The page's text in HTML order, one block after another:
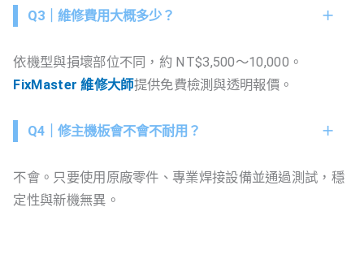
Q3｜維修費用大概多少？
依機型與損壞部位不同，約 NT$3,500～10,000。
FixMaster 維修大師提供免費檢測與透明報價。
Q4｜修主機板會不會不耐用？
不會。只要使用原廠零件、專業焊接設備並通過測試，穩
定性與新機無異。